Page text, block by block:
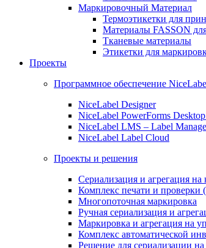
Маркировочный Материал
Термоэтикетки для
Материалы FASSON
Тканевые материалы
Этикетки для
Проекты
Программное обеспечение
NiceLabel Designer
NiceLabel PowerForms
NiceLabel LMS – Label
NiceLabel Label Cloud
Проекты и решения
Сериализация и агрегация на
Комплекс печати и
Многопоточная маркировка
Ручная сериализация и
Маркировка и агрегация на
Комплекс автоматической
Решение для сериализации